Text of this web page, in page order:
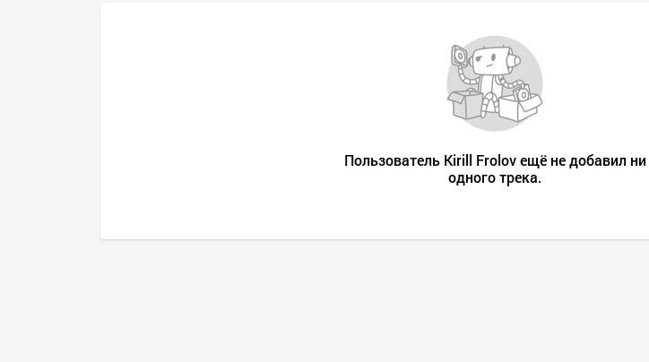
Пользователь Kirill Frolov eщё не добавил ни
одного трека.